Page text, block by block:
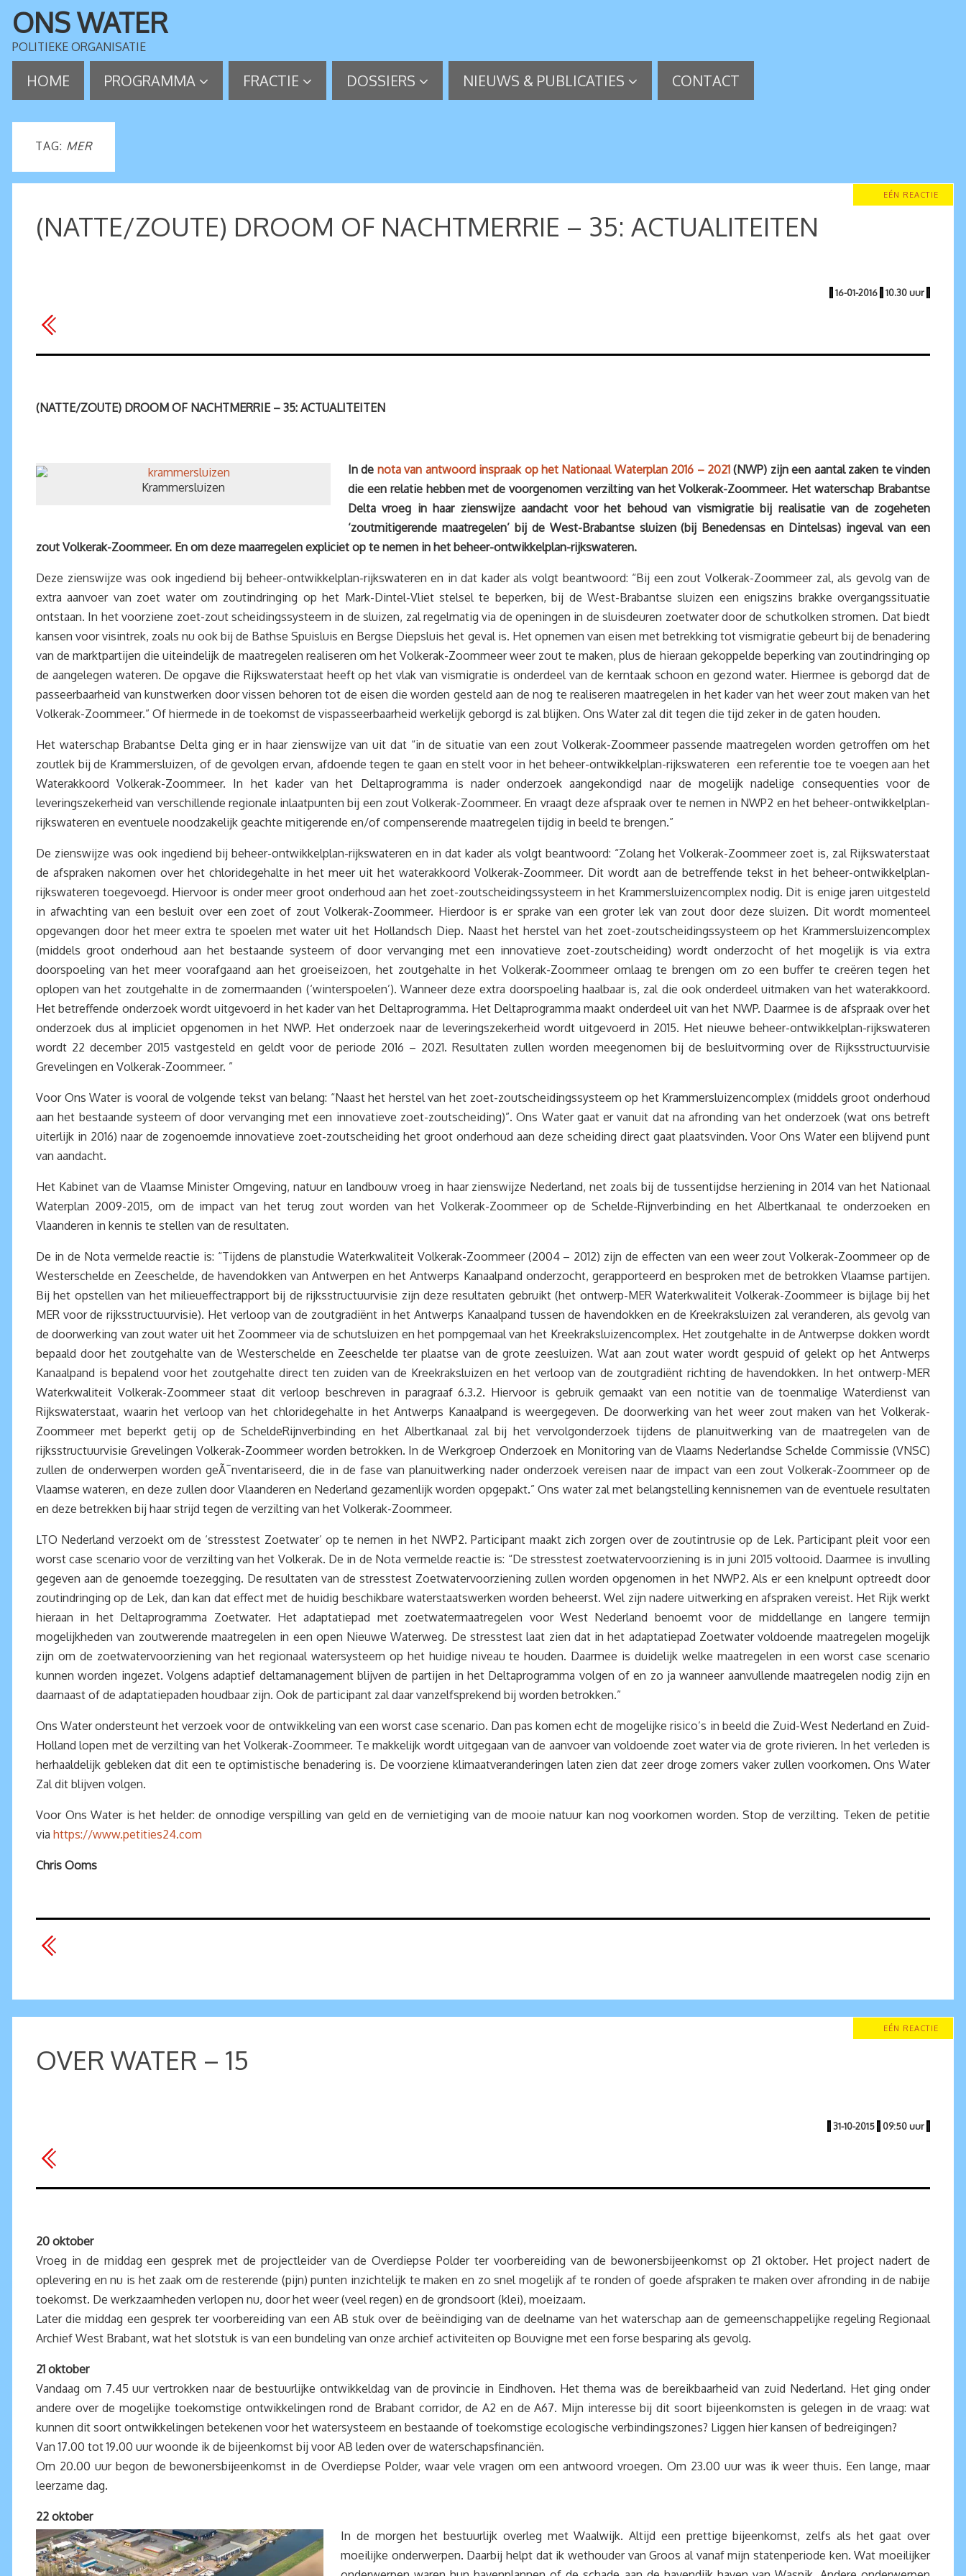
ONS WATER
POLITIEKE ORGANISATIE
HOME PROGRAMMA FRACTIE DOSSIERS NIEUWS & PUBLICATIES CONTACT
TAG: MER
EÉN REACTIE
(NATTE/ZOUTE) DROOM OF NACHTMERRIE – 35: ACTUALITEITEN
| 16-01-2016 | 10.30 uur |
(NATTE/ZOUTE) DROOM OF NACHTMERRIE – 35: ACTUALITEITEN
Krammersluizen
In de nota van antwoord inspraak op het Nationaal Waterplan 2016 – 2021 (NWP) zijn een aantal zaken te vinden
die een relatie hebben met de voorgenomen verzilting van het Volkerak-Zoommeer. Het waterschap Brabantse
Delta vroeg in haar zienswijze aandacht voor het behoud van vismigratie bij realisatie van de zogeheten
‘zoutmitigerende maatregelen’ bij de West-Brabantse sluizen (bij Benedensas en Dintelsas) ingeval van een
zout Volkerak-Zoommeer. En om deze maarregelen expliciet op te nemen in het beheer-ontwikkelplan-rijkswateren.
Deze zienswijze was ook ingediend bij beheer-ontwikkelplan-rijkswateren en in dat kader als volgt beantwoord: “Bij een zout Volkerak-Zoommeer zal, als gevolg van de
extra aanvoer van zoet water om zoutindringing op het Mark-Dintel-Vliet stelsel te beperken, bij de West-Brabantse sluizen een enigszins brakke overgangssituatie
ontstaan. In het voorziene zoet-zout scheidingssysteem in de sluizen, zal regelmatig via de openingen in de sluisdeuren zoetwater door de schutkolken stromen. Dat biedt
kansen voor visintrek, zoals nu ook bij de Bathse Spuisluis en Bergse Diepsluis het geval is. Het opnemen van eisen met betrekking tot vismigratie gebeurt bij de benadering
van de marktpartijen die uiteindelijk de maatregelen realiseren om het Volkerak-Zoommeer weer zout te maken, plus de hieraan gekoppelde beperking van zoutindringing op
de aangelegen wateren. De opgave die Rijkswaterstaat heeft op het vlak van vismigratie is onderdeel van de kerntaak schoon en gezond water. Hiermee is geborgd dat de
passeerbaarheid van kunstwerken door vissen behoren tot de eisen die worden gesteld aan de nog te realiseren maatregelen in het kader van het weer zout maken van het
Volkerak-Zoommeer.” Of hiermede in de toekomst de vispasseerbaarheid werkelijk geborgd is zal blijken. Ons Water zal dit tegen die tijd zeker in de gaten houden.
Het waterschap Brabantse Delta ging er in haar zienswijze van uit dat “in de situatie van een zout Volkerak-Zoommeer passende maatregelen worden getroffen om het
zoutlek bij de Krammersluizen, of de gevolgen ervan, afdoende tegen te gaan en stelt voor in het beheer-ontwikkelplan-rijkswateren een referentie toe te voegen aan het
Waterakkoord Volkerak-Zoommeer. In het kader van het Deltaprogramma is nader onderzoek aangekondigd naar de mogelijk nadelige consequenties voor de
leveringszekerheid van verschillende regionale inlaatpunten bij een zout Volkerak-Zoommeer. En vraagt deze afspraak over te nemen in NWP2 en het beheer-ontwikkelplan-
rijkswateren en eventuele noodzakelijk geachte mitigerende en/of compenserende maatregelen tijdig in beeld te brengen.”
De zienswijze was ook ingediend bij beheer-ontwikkelplan-rijkswateren en in dat kader als volgt beantwoord: “Zolang het Volkerak-Zoommeer zoet is, zal Rijkswaterstaat
de afspraken nakomen over het chloridegehalte in het meer uit het waterakkoord Volkerak-Zoommeer. Dit wordt aan de betreffende tekst in het beheer-ontwikkelplan-
rijkswateren toegevoegd. Hiervoor is onder meer groot onderhoud aan het zoet-zoutscheidingssysteem in het Krammersluizencomplex nodig. Dit is enige jaren uitgesteld
in afwachting van een besluit over een zoet of zout Volkerak-Zoommeer. Hierdoor is er sprake van een groter lek van zout door deze sluizen. Dit wordt momenteel
opgevangen door het meer extra te spoelen met water uit het Hollandsch Diep. Naast het herstel van het zoet-zoutscheidingssysteem op het Krammersluizencomplex
(middels groot onderhoud aan het bestaande systeem of door vervanging met een innovatieve zoet-zoutscheiding) wordt onderzocht of het mogelijk is via extra
doorspoeling van het meer voorafgaand aan het groeiseizoen, het zoutgehalte in het Volkerak-Zoommeer omlaag te brengen om zo een buffer te creëren tegen het
oplopen van het zoutgehalte in de zomermaanden (‘winterspoelen’). Wanneer deze extra doorspoeling haalbaar is, zal die ook onderdeel uitmaken van het waterakkoord.
Het betreffende onderzoek wordt uitgevoerd in het kader van het Deltaprogramma. Het Deltaprogramma maakt onderdeel uit van het NWP. Daarmee is de afspraak over het
onderzoek dus al impliciet opgenomen in het NWP. Het onderzoek naar de leveringszekerheid wordt uitgevoerd in 2015. Het nieuwe beheer-ontwikkelplan-rijkswateren
wordt 22 december 2015 vastgesteld en geldt voor de periode 2016 – 2021. Resultaten zullen worden meegenomen bij de besluitvorming over de Rijksstructuurvisie
Grevelingen en Volkerak-Zoommeer. ”
Voor Ons Water is vooral de volgende tekst van belang: “Naast het herstel van het zoet-zoutscheidingssysteem op het Krammersluizencomplex (middels groot onderhoud
aan het bestaande systeem of door vervanging met een innovatieve zoet-zoutscheiding)”. Ons Water gaat er vanuit dat na afronding van het onderzoek (wat ons betreft
uiterlijk in 2016) naar de zogenoemde innovatieve zoet-zoutscheiding het groot onderhoud aan deze scheiding direct gaat plaatsvinden. Voor Ons Water een blijvend punt
van aandacht.
Het Kabinet van de Vlaamse Minister Omgeving, natuur en landbouw vroeg in haar zienswijze Nederland, net zoals bij de tussentijdse herziening in 2014 van het Nationaal
Waterplan 2009-2015, om de impact van het terug zout worden van het Volkerak-Zoommeer op de Schelde-Rijnverbinding en het Albertkanaal te onderzoeken en
Vlaanderen in kennis te stellen van de resultaten.
De in de Nota vermelde reactie is: “Tijdens de planstudie Waterkwaliteit Volkerak-Zoommeer (2004 – 2012) zijn de effecten van een weer zout Volkerak-Zoommeer op de
Westerschelde en Zeeschelde, de havendokken van Antwerpen en het Antwerps Kanaalpand onderzocht, gerapporteerd en besproken met de betrokken Vlaamse partijen.
Bij het opstellen van het milieueffectrapport bij de rijksstructuurvisie zijn deze resultaten gebruikt (het ontwerp-MER Waterkwaliteit Volkerak-Zoommeer is bijlage bij het
MER voor de rijksstructuurvisie). Het verloop van de zoutgradiënt in het Antwerps Kanaalpand tussen de havendokken en de Kreekraksluizen zal veranderen, als gevolg van
de doorwerking van zout water uit het Zoommeer via de schutsluizen en het pompgemaal van het Kreekraksluizencomplex. Het zoutgehalte in de Antwerpse dokken wordt
bepaald door het zoutgehalte van de Westerschelde en Zeeschelde ter plaatse van de grote zeesluizen. Wat aan zout water wordt gespuid of gelekt op het Antwerps
Kanaalpand is bepalend voor het zoutgehalte direct ten zuiden van de Kreekraksluizen en het verloop van de zoutgradiënt richting de havendokken. In het ontwerp-MER
Waterkwaliteit Volkerak-Zoommeer staat dit verloop beschreven in paragraaf 6.3.2. Hiervoor is gebruik gemaakt van een notitie van de toenmalige Waterdienst van
Rijkswaterstaat, waarin het verloop van het chloridegehalte in het Antwerps Kanaalpand is weergegeven. De doorwerking van het weer zout maken van het Volkerak-
Zoommeer met beperkt getij op de ScheldeRijnverbinding en het Albertkanaal zal bij het vervolgonderzoek tijdens de planuitwerking van de maatregelen van de
rijksstructuurvisie Grevelingen Volkerak-Zoommeer worden betrokken. In de Werkgroep Onderzoek en Monitoring van de Vlaams Nederlandse Schelde Commissie (VNSC)
zullen de onderwerpen worden geÃ¯nventariseerd, die in de fase van planuitwerking nader onderzoek vereisen naar de impact van een zout Volkerak-Zoommeer op de
Vlaamse wateren, en deze zullen door Vlaanderen en Nederland gezamenlijk worden opgepakt.” Ons water zal met belangstelling kennisnemen van de eventuele resultaten
en deze betrekken bij haar strijd tegen de verzilting van het Volkerak-Zoommeer.
LTO Nederland verzoekt om de ‘stresstest Zoetwater’ op te nemen in het NWP2. Participant maakt zich zorgen over de zoutintrusie op de Lek. Participant pleit voor een
worst case scenario voor de verzilting van het Volkerak. De in de Nota vermelde reactie is: “De stresstest zoetwatervoorziening is in juni 2015 voltooid. Daarmee is invulling
gegeven aan de genoemde toezegging. De resultaten van de stresstest Zoetwatervoorziening zullen worden opgenomen in het NWP2. Als er een knelpunt optreedt door
zoutindringing op de Lek, dan kan dat effect met de huidig beschikbare waterstaatswerken worden beheerst. Wel zijn nadere uitwerking en afspraken vereist. Het Rijk werkt
hieraan in het Deltaprogramma Zoetwater. Het adaptatiepad met zoetwatermaatregelen voor West Nederland benoemt voor de middellange en langere termijn
mogelijkheden van zoutwerende maatregelen in een open Nieuwe Waterweg. De stresstest laat zien dat in het adaptatiepad Zoetwater voldoende maatregelen mogelijk
zijn om de zoetwatervoorziening van het regionaal watersysteem op het huidige niveau te houden. Daarmee is duidelijk welke maatregelen in een worst case scenario
kunnen worden ingezet. Volgens adaptief deltamanagement blijven de partijen in het Deltaprogramma volgen of en zo ja wanneer aanvullende maatregelen nodig zijn en
daarnaast of de adaptatiepaden houdbaar zijn. Ook de participant zal daar vanzelfsprekend bij worden betrokken.”
Ons Water ondersteunt het verzoek voor de ontwikkeling van een worst case scenario. Dan pas komen echt de mogelijke risico’s in beeld die Zuid-West Nederland en Zuid-
Holland lopen met de verzilting van het Volkerak-Zoommeer. Te makkelijk wordt uitgegaan van de aanvoer van voldoende zoet water via de grote rivieren. In het verleden is
herhaaldelijk gebleken dat dit een te optimistische benadering is. De voorziene klimaatveranderingen laten zien dat zeer droge zomers vaker zullen voorkomen. Ons Water
Zal dit blijven volgen.
Voor Ons Water is het helder: de onnodige verspilling van geld en de vernietiging van de mooie natuur kan nog voorkomen worden. Stop de verzilting. Teken de petitie
via https://www.petities24.com
Chris Ooms
EÉN REACTIE
OVER WATER – 15
| 31-10-2015 | 09:50 uur |
20 oktober
Vroeg in de middag een gesprek met de projectleider van de Overdiepse Polder ter voorbereiding van de bewonersbijeenkomst op 21 oktober. Het project nadert de
oplevering en nu is het zaak om de resterende (pijn) punten inzichtelijk te maken en zo snel mogelijk af te ronden of goede afspraken te maken over afronding in de nabije
toekomst. De werkzaamheden verlopen nu, door het weer (veel regen) en de grondsoort (klei), moeizaam.
Later die middag een gesprek ter voorbereiding van een AB stuk over de beëindiging van de deelname van het waterschap aan de gemeenschappelijke regeling Regionaal
Archief West Brabant, wat het slotstuk is van een bundeling van onze archief activiteiten op Bouvigne met een forse besparing als gevolg.
21 oktober
Vandaag om 7.45 uur vertrokken naar de bestuurlijke ontwikkeldag van de provincie in Eindhoven. Het thema was de bereikbaarheid van zuid Nederland. Het ging onder
andere over de mogelijke toekomstige ontwikkelingen rond de Brabant corridor, de A2 en de A67. Mijn interesse bij dit soort bijeenkomsten is gelegen in de vraag: wat
kunnen dit soort ontwikkelingen betekenen voor het watersysteem en bestaande of toekomstige ecologische verbindingszones? Liggen hier kansen of bedreigingen?
Van 17.00 tot 19.00 uur woonde ik de bijeenkomst bij voor AB leden over de waterschapsfinanciën.
Om 20.00 uur begon de bewonersbijeenkomst in de Overdiepse Polder, waar vele vragen om een antwoord vroegen. Om 23.00 uur was ik weer thuis. Een lange, maar
leerzame dag.
22 oktober
In de morgen het bestuurlijk overleg met Waalwijk. Altijd een prettige bijeenkomst, zelfs als het gaat over
moeilijke onderwerpen. Daarbij helpt dat ik wethouder van Groos al vanaf mijn statenperiode ken. Wat moeilijker